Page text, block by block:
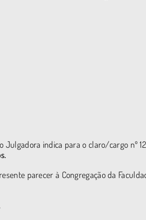
Julgadora indica para o claro/cargo nº
parecer à Congregação da